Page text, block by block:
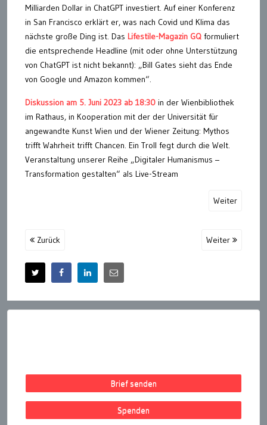
Milliarden Dollar in ChatGPT investiert. Auf einer Konferenz
in San Francisco erklärt er, was nach Covid und Klima das
nächste große Ding ist. Das Lifestile-Magazin GQ formuliert
die entsprechende Headline (mit oder ohne Unterstützung
von ChatGPT ist nicht bekannt): „Bill Gates sieht das Ende
von Google und Amazon kommen“.
Diskussion am 5. Juni 2023 ab 18:30 in der Wienbibliothek
im Rathaus, in Kooperation mit der der Universität für
angewandte Kunst Wien und der Wiener Zeitung: Mythos
trifft Wahrheit trifft Chancen. Ein Troll fegt durch die Welt.
Veranstaltung unserer Reihe „Digitaler Humanismus –
Transformation gestalten“ als Live-Stream
Weiter
Zurück Weiter
Brief senden
Spenden